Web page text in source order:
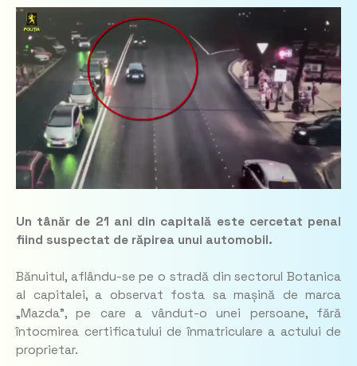
Un tânăr de 21 ani din capitală este cercetat penal
fiind suspectat de răpirea unui automobil.
Bănuitul, aflându-se pe o stradă din sectorul Botanica
al capitalei, a observat fosta sa mașină de marca
„Mazda”, pe care a vândut-o unei persoane, fără
întocmirea certificatului de înmatriculare a actului de
proprietar.